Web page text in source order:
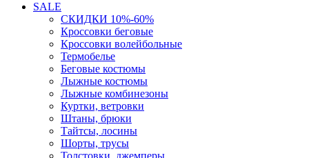
SALE
СКИДКИ 10%-60%
Кроссовки беговые
Кроссовки волейбольные
Термобелье
Беговые костюмы
Лыжные костюмы
Лыжные комбинезоны
Куртки, ветровки
Штаны, брюки
Тайтсы, лосины
Шорты, трусы
Толстовки, джемперы